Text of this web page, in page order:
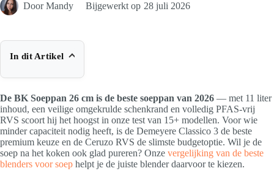
Door Mandy Bijgewerkt op 28 juli 2026
In dit Artikel
De BK Soeppan 26 cm is de beste soeppan van 2026 — met 11 liter
inhoud, een veilige omgekrulde schenkrand en volledig PFAS-vrij
RVS scoort hij het hoogst in onze test van 15+ modellen. Voor wie
minder capaciteit nodig heeft, is de Demeyere Classico 3 de beste
premium keuze en de Ceruzo RVS de slimste budgetoptie. Wil je de
soep na het koken ook glad pureren? Onze vergelijking van de beste
blenders voor soep helpt je de juiste blender daarvoor te kiezen.